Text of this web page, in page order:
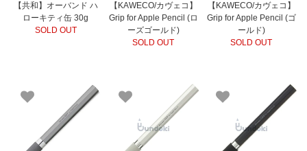
【共和】オーバンド ハ
ローキティ缶 30g
SOLD OUT
【KAWECO/カヴェコ】
Grip for Apple Pencil (ロ
ーズゴールド)
SOLD OUT
【KAWECO/カヴェコ】
Grip for Apple Pencil (ゴ
ールド)
SOLD OUT